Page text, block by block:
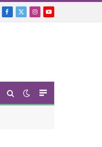
Facebook
X
Instagram
YouTube